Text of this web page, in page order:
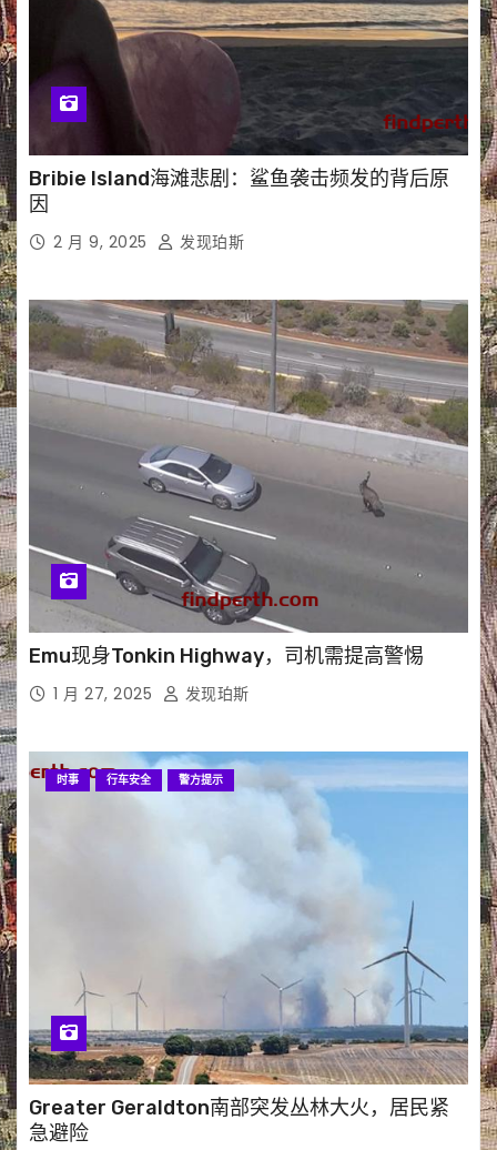
Bribie Island海滩悲剧：鲨鱼袭击频发的背后原
因
2 月 9, 2025 发现珀斯
Emu现身Tonkin Highway，司机需提高警惕
1 月 27, 2025 发现珀斯
时事 行车安全 警方提示
Greater Geraldton南部突发丛林大火，居民紧
急避险